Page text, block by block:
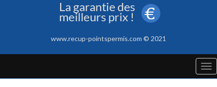
www.recup-pointspermis.com © 2021